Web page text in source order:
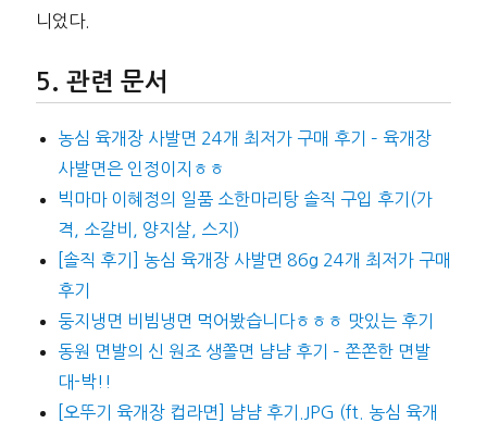
니었다.
관련 문서
농심 육개장 사발면 24개 최저가 구매 후기 – 육개장
사발면은 인정이지ㅎㅎ
빅마마 이혜정의 일품 소한마리탕 솔직 구입 후기(가
격, 소갈비, 양지살, 스지)
[솔직 후기] 농심 육개장 사발면 86g 24개 최저가 구매
후기
둥지냉면 비빔냉면 먹어봤습니다ㅎㅎㅎ 맛있는 후기
동원 면발의 신 원조 생쫄면 냠냠 후기 – 쫀쫀한 면발
대-박!!
[오뚜기 육개장 컵라면] 냠냠 후기.JPG (ft. 농심 육개